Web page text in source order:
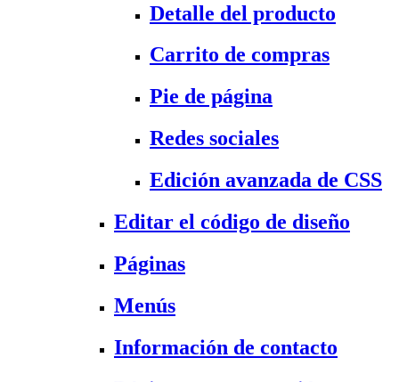
Detalle del producto
Carrito de compras
Pie de página
Redes sociales
Edición avanzada de CSS
Editar el código de diseño
Páginas
Menús
Información de contacto